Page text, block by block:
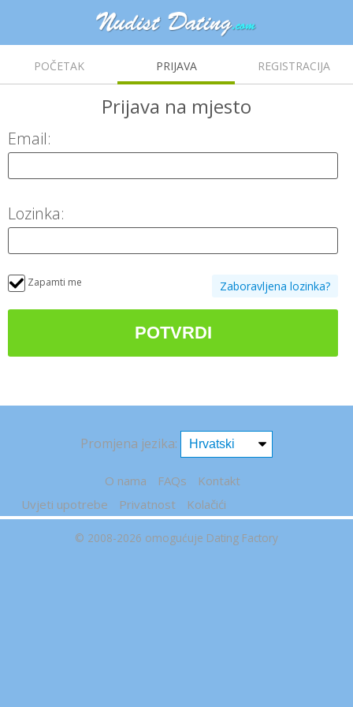
POČETAK PRIJAVA REGISTRACIJA
Prijava na mjesto
Email:
Lozinka:
Zapamti me Zaboravljena lozinka?
Promjena jezika:
O nama FAQs
Kontakt
Uvjeti upotrebe
Privatnost Kolačići
© 2008-2026 omogućuje Dating Factory